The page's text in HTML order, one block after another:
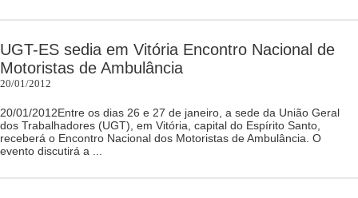
UGT-ES sedia em Vitória Encontro Nacional de
Motoristas de Ambulância
20/01/2012
20/01/2012Entre os dias 26 e 27 de janeiro, a sede da União Geral
dos Trabalhadores (UGT), em Vitória, capital do Espírito Santo,
receberá o Encontro Nacional dos Motoristas de Ambulância. O
evento discutirá a ...